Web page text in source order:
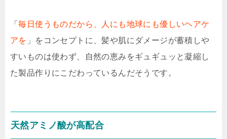
「毎日使うものだから、人にも地球にも優しいヘアケ
アを 」をコンセプトに、髪や肌にダメージが蓄積しや
すいものは使わず、自然の恵みをギュギュッと凝縮し
た製品作りにこだわっているんだそうです。
天然アミノ酸が高配合